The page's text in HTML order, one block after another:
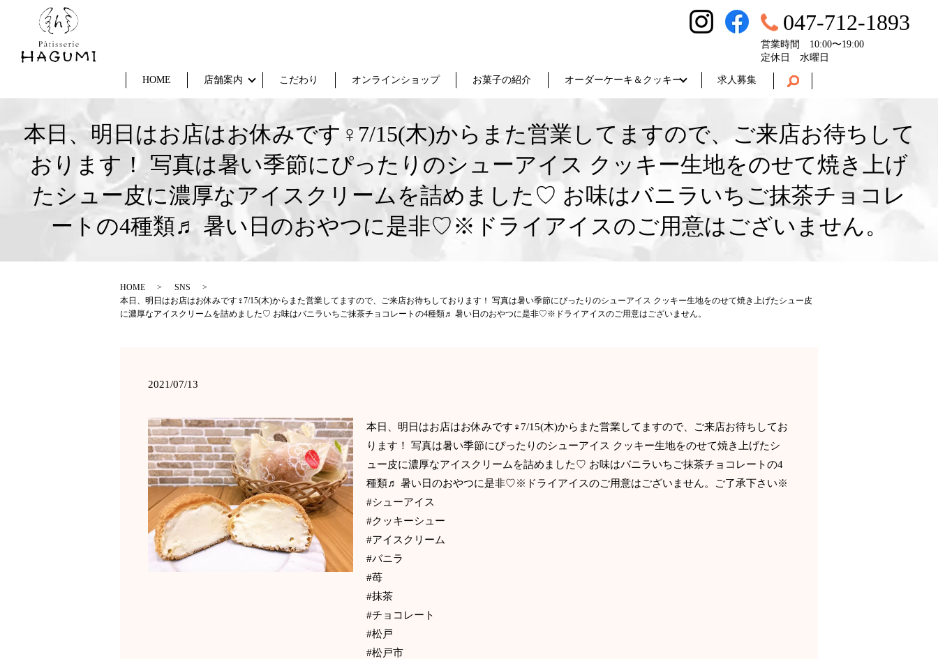
HOME 店舗案内 こだわり オンラインショップ お菓子の紹介 オーダーケーキ＆クッキー 求人募集
047-712-1893
営業時間 10:00〜19:00
定休日 水曜日
本日、明日はお店はお休みです‍♀️7/15(木)からまた営業してますので、ご来店お待ちして
おります！ 写真は暑い季節にぴったりのシューアイス クッキー生地をのせて焼き上げ
たシュー皮に濃厚なアイスクリームを詰めました♡ お味はバニラいちご抹茶チョコレ
ートの4種類♬ 暑い日のおやつに是非♡※ドライアイスのご用意はございません。
HOME
SNS
本日、明日はお店はお休みです‍♀️7/15(木)からまた営業してますので、ご来店お待ちしております！ 写真は暑い季節にぴったりのシューアイス クッキー生地をのせて焼き上げたシュー皮
に濃厚なアイスクリームを詰めました♡ お味はバニラいちご抹茶チョコレートの4種類♬ 暑い日のおやつに是非♡※ドライアイスのご用意はございません。
2021/07/13
本日、明日はお店はお休みです‍♀️7/15(木)からまた営業してますので、ご来店お待ちしてお
ります！ 写真は暑い季節にぴったりのシューアイス クッキー生地をのせて焼き上げたシ
ュー皮に濃厚なアイスクリームを詰めました♡ お味はバニラいちご抹茶チョコレートの4
種類♬ 暑い日のおやつに是非♡※ドライアイスのご用意はございません。ご了承下さい※
#シューアイス
#クッキーシュー
#アイスクリーム
#バニラ
#苺
#抹茶
#チョコレート
#松戸
#松戸市